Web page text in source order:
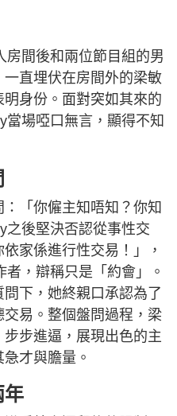
房間後和兩位節目組的男
直埋伏在房間外的梁敏
身份。面對突如其來的
場啞口無言，顯得不知
「你僱主知唔知？你知
之後堅決否認從事性交
家係進行性交易！」，
，辯稱只是「約會」。
下，她終親口承認為了
易。整個盤問過程，梁
步進逼，展現出色的主
才與膽量。
年